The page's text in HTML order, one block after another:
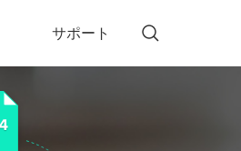
サポート